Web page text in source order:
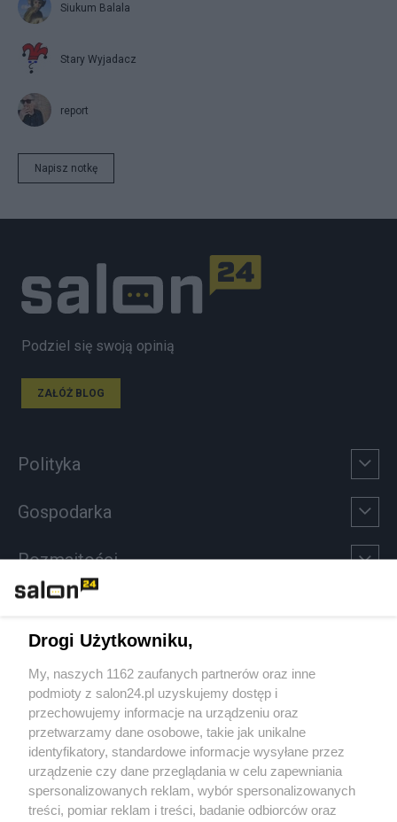
Siukum Balala
Stary Wyjadacz
report
Napisz notkę
Podziel się swoją opinią
ZAŁÓŻ BLOG
Polityka
Gospodarka
Rozmaitości
Sport
Społeczeństwo
Kultura
Drogi Użytkowniku,
My, naszych 1162 zaufanych partnerów oraz inne
podmioty z salon24.pl uzyskujemy dostęp i
przechowujemy informacje na urządzeniu oraz
przetwarzamy dane osobowe, takie jak unikalne
identyfikatory, standardowe informacje wysyłane przez
urządzenie czy dane przeglądania w celu zapewniania
spersonalizowanych reklam, wybór spersonalizowanych
treści, pomiar reklam i treści, badanie odbiorców oraz